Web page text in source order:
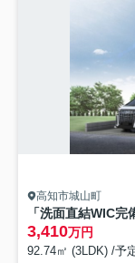
高知市城山町
3,410万円
92.74㎡ (3LDK) /予